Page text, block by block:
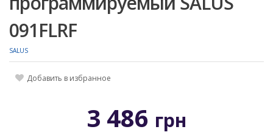
091FLRF
SALUS
Добавить в избранное
3 486 грн